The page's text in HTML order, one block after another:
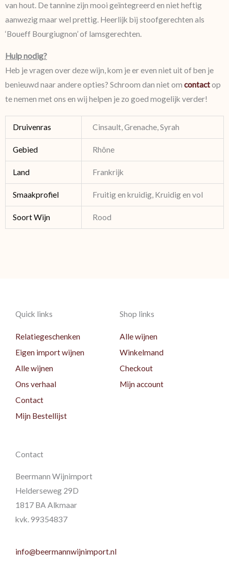
van hout. De tannine zijn mooi geïntegreerd en niet heftig
aanwezig maar wel prettig. Heerlijk bij stoofgerechten als
‘Boueff Bourgiugnon’ of lamsgerechten.
Hulp nodig?
Heb je vragen over deze wijn, kom je er even niet uit of ben je
benieuwd naar andere opties? Schroom dan niet om contactop
te nemen met ons en wij helpen je zo goed mogelijk verder!
Druivenras Cinsault, Grenache, Syrah
Gebied Rhône
Land Frankrijk
Smaakprofiel Fruitig en kruidig, Kruidig en vol
Soort Wijn Rood
Quick links
Relatiegeschenken
Eigen import wijnen
Alle wijnen
Ons verhaal
Contact
Mijn Bestellijst
Shop links
Alle wijnen
Winkelmand
Checkout
Mijn account
Contact
Beermann Wijnimport
Helderseweg 29D
1817 BA Alkmaar
kvk. 99354837
info@beermannwijnimport.nl